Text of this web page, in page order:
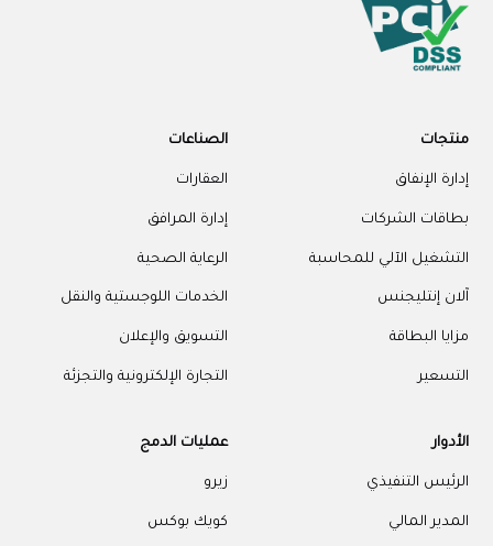
منتجات
إدارة الإنفاق
بطاقات الشركات
التشغيل الآلي للمحاسبة
آلان إنتليجنس
مزايا البطاقة
التسعير
الصناعات
العقارات
إدارة المرافق
الرعاية الصحية
الخدمات اللوجستية والنقل
التسويق والإعلان
التجارة الإلكترونية والتجزئة
الأدوار
الرئيس التنفيذي
المدير المالي
عمليات الدمج
زيرو
كويك بوكس